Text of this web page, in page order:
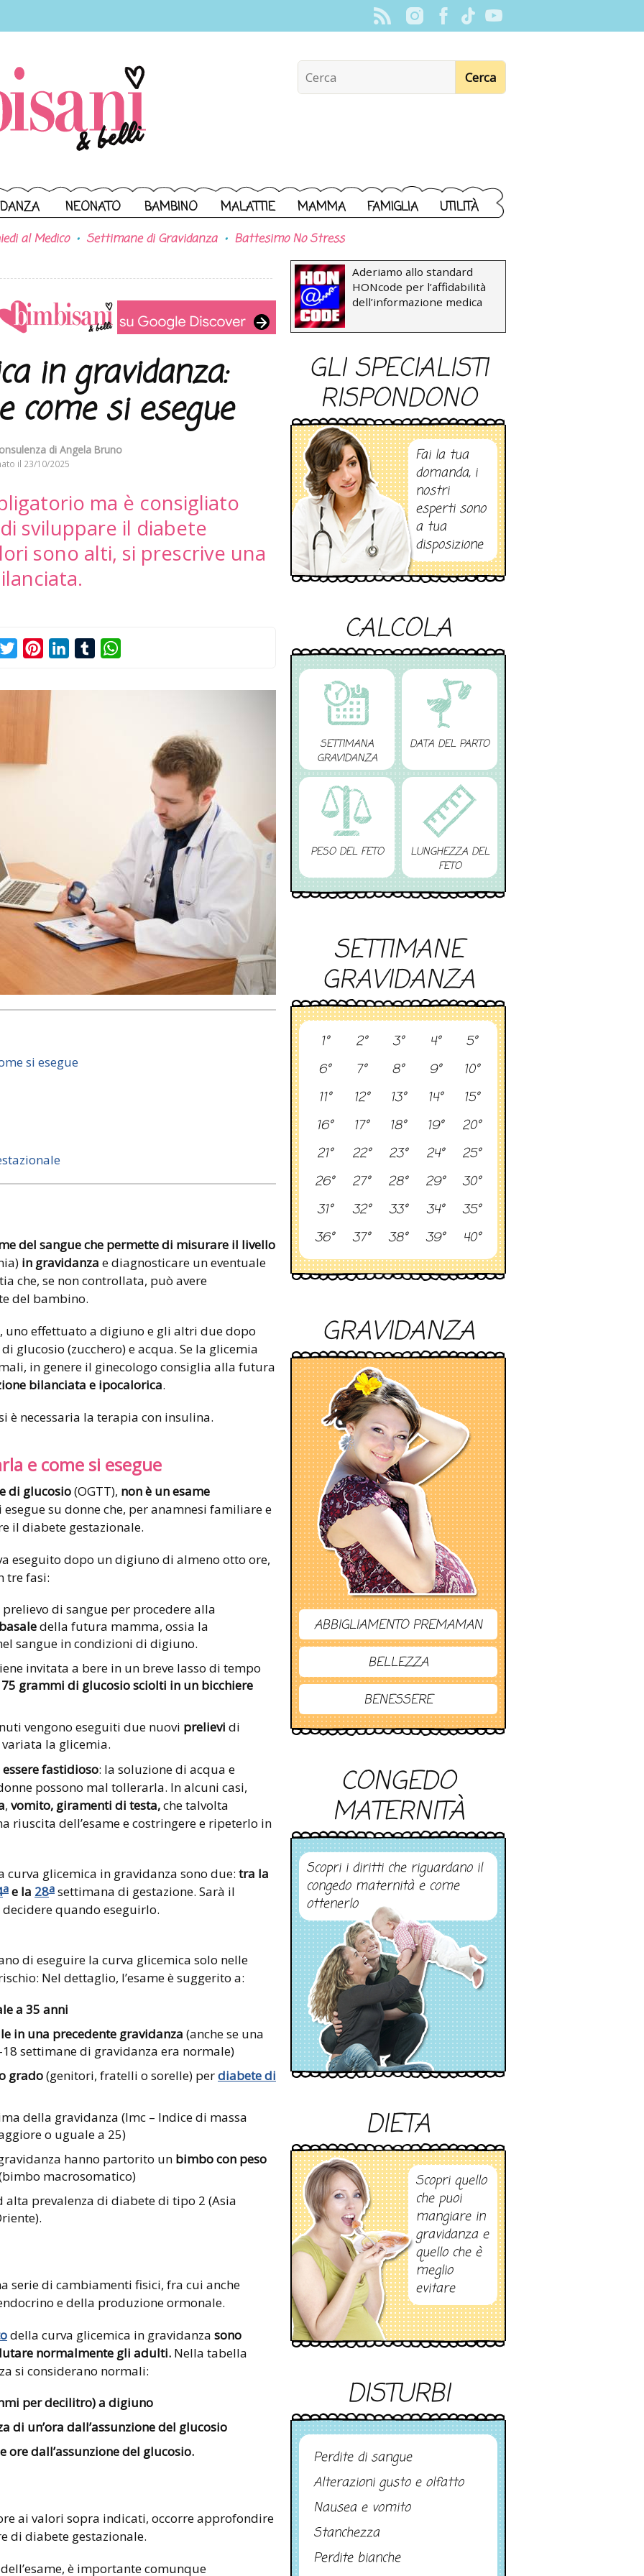
NEONATO BAMBINO MALATTIE MAMMA FAMIGLIA UTILITÀ
al Medico Settimane di Gravidanza Battesimo No Stress
in gravidanza:
come si esegue
di Angela Bruno
il 23/10/2025
ma è consigliato
sviluppare il diabete
sono alti, si prescrive una
TwitterPinterestLinkedInTumblr
si esegue
del sangue che permette di misurare il livello
in gravidanza e diagnosticare un eventuale
che, se non controllata, può avere
del bambino.
, uno effettuato a digiuno e gli altri due dopo
glucosio (zucchero) e acqua. Se la glicemia
in genere il ginecologo consiglia alla futura
bilanciata e ipocalorica.
è necessaria la terapia con insulina.
e come si esegue
di glucosio(OGTT), non è un esame
su donne che, per anamnesi familiare e
il diabete gestazionale.
eseguito dopo un digiuno di almeno otto ore,
tre fasi:
di sangue per procedere alla
della futura mamma, ossia la
sangue in condizioni di digiuno.
invitata a bere in un breve lasso di tempo
75 grammi di glucosio sciolti in un bicchiere
vengono eseguiti due nuovi prelievi di
variata la glicemia.
essere fastidioso: la soluzione di acqua e
possono mal tollerarla. In alcuni casi,
, vomito, giramenti di testa,che talvolta
riuscita dell’esame e costringere e ripeterlo in
glicemica in gravidanza sono due: tra la
a e la 28a settimana di gestazione. Sarà il
decidere quando eseguirlo.
di eseguire la curva glicemica solo nelle
Nel dettaglio, l’esame è suggerito a:
a 35 anni
in una precedente gravidanza (anche se una
settimane di gravidanza era normale)
grado(genitori, fratelli o sorelle) perdiabete di
della gravidanza (Imc – Indice di massa
o uguale a 25)
hanno partorito un bimbo con peso
macrosomatico)
prevalenza di diabete di tipo 2 (Asia
serie di cambiamenti fisici, fra cui anche
e della produzione ormonale.
della curva glicemica in gravidanza sono
normalmente gli adulti. Nella tabella
si considerano normali:
per decilitro) a digiuno
di un’ora dall’assunzione del glucosio
dall’assunzione del glucosio.
ai valori sopra indicati, occorre approfondire
di diabete gestazionale.
è importante comunque
Aderiamo allo standard
HONcode per l’affidabilità
dell’informazione medica
GLI SPECIALISTI
RISPONDONO
Fai la tua
domanda, i
nostri
esperti sono
a tua
disposizione
CALCOLA
SETTIMANA
GRAVIDANZA
DATA DEL PARTO
PESO DEL FETO
LUNGHEZZA DEL
FETO
SETTIMANE
GRAVIDANZA
1° 2° 3° 4°
5°
6°
7° 8° 9°
10°
11°
12° 13° 14°
15°
16°
17° 18° 19°
20°
21°
22° 23° 24°
25°
26°
27° 28° 29°
30°
31°
32° 33° 34°
35°
36°
37° 38° 39° 40°
GRAVIDANZA
ABBIGLIAMENTO PREMAMAN
BELLEZZA
BENESSERE
CONGEDO
MATERNITÀ
Scopri i diritti che riguardano il
congedo maternità e come
ottenerlo
DIETA
Scopri quello
che puoi
mangiare in
gravidanza e
quello che è
meglio
evitare
DISTURBI
Perdite di sangue
Alterazioni gusto e olfatto
Nausea e vomito
Stanchezza
Perdite bianche